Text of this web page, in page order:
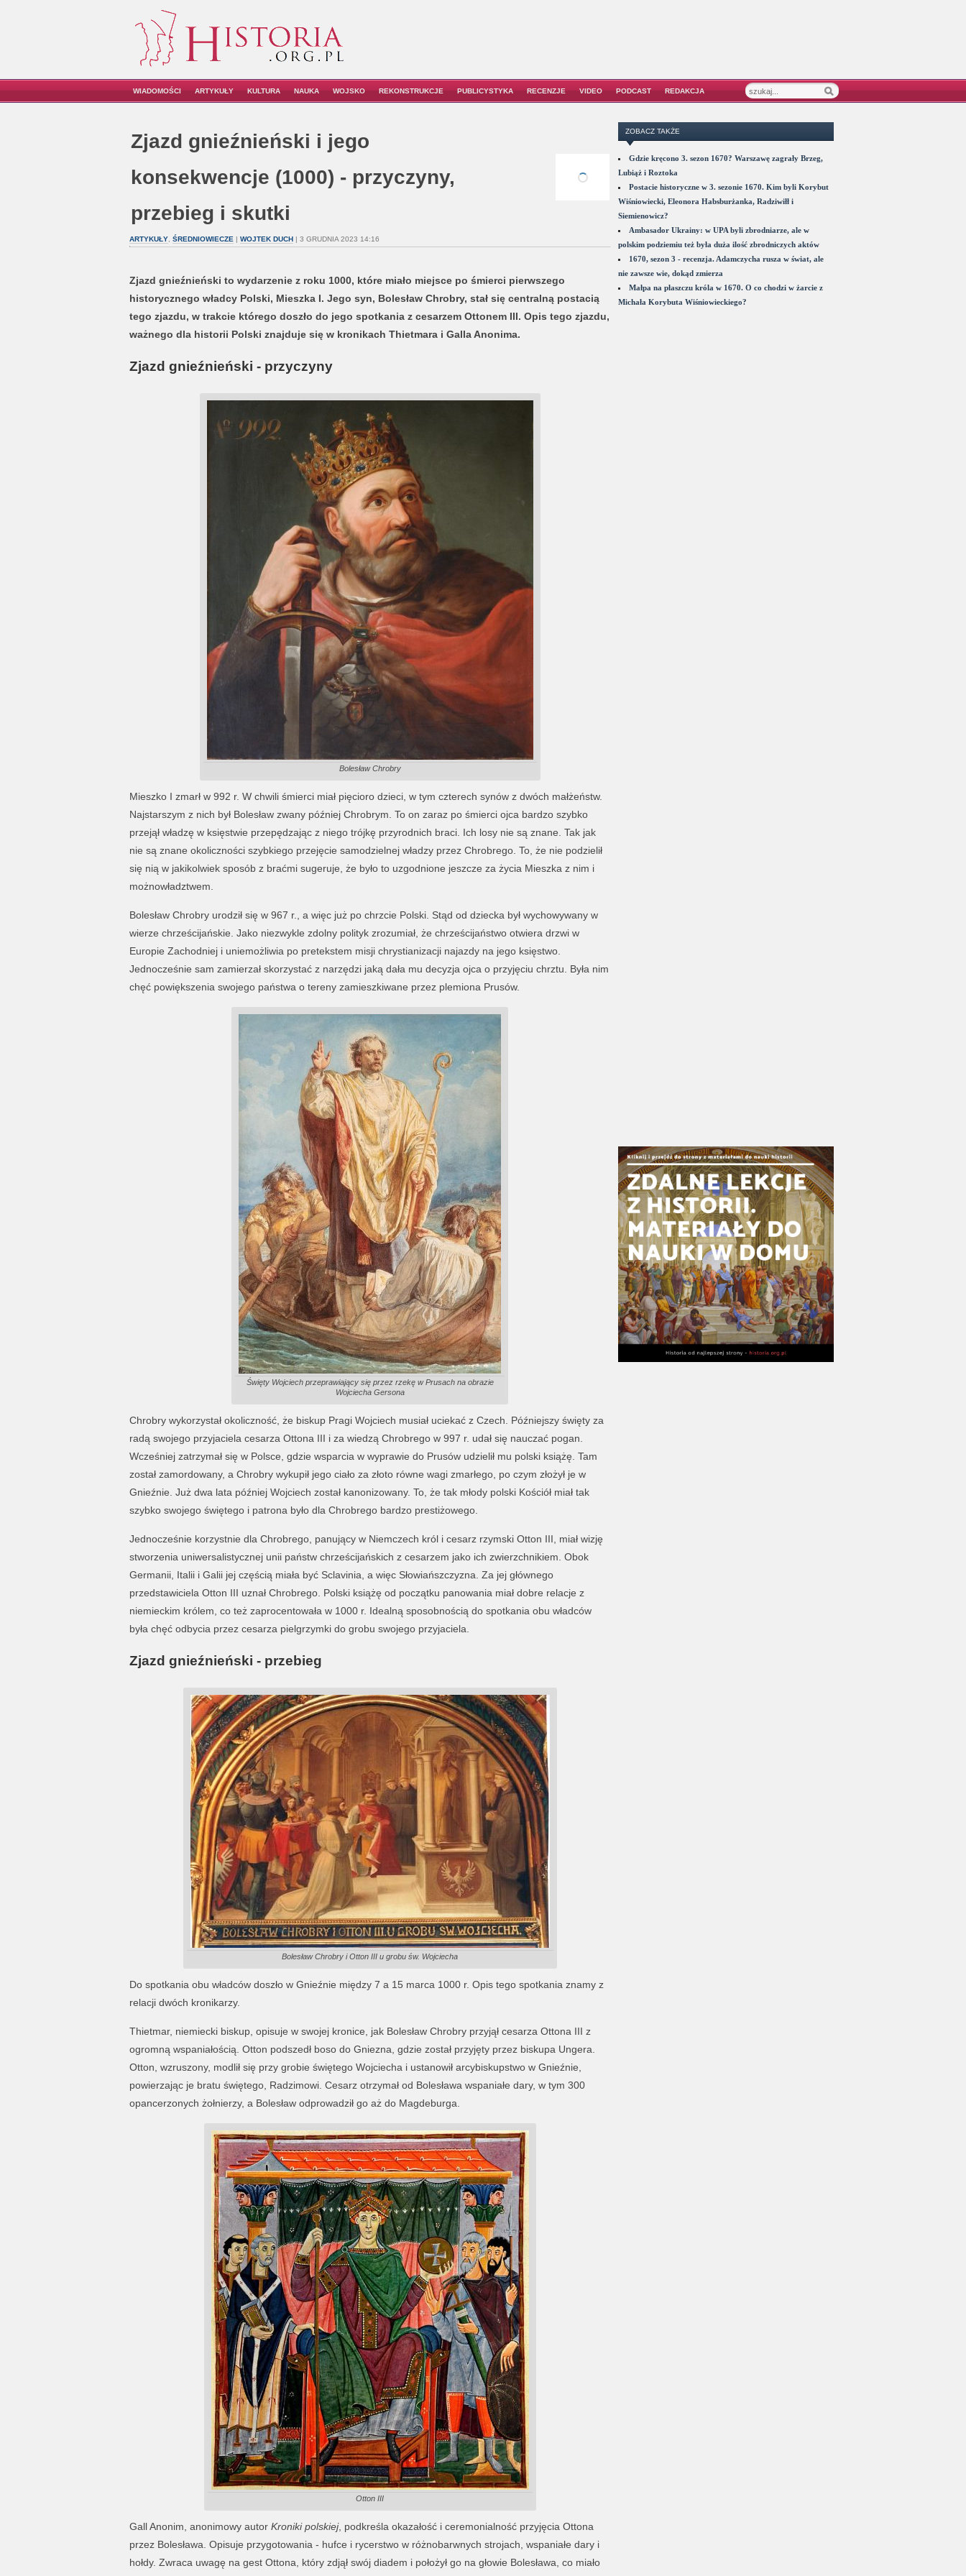
WIADOMOŚCI ARTYKUŁY KULTURA NAUKA WOJSKO REKONSTRUKCJE PUBLICYSTYKA RECENZJE VIDEO PODCAST REDAKCJA
Zjazd gnieźnieński i jego
konsekwencje (1000) - przyczyny,
przebieg i skutki
ARTYKUŁY, ŚREDNIOWIECZE | WOJTEK DUCH| 3 GRUDNIA 2023 14:16
Zjazd gnieźnieński to wydarzenie z roku 1000, które miało miejsce po śmierci pierwszego
historycznego władcy Polski, Mieszka I. Jego syn, Bolesław Chrobry, stał się centralną postacią
tego zjazdu, w trakcie którego doszło do jego spotkania z cesarzem Ottonem III. Opis tego zjazdu,
ważnego dla historii Polski znajduje się w kronikach Thietmara i Galla Anonima.
Zjazd gnieźnieński - przyczyny
Bolesław Chrobry
Mieszko I zmarł w 992 r. W chwili śmierci miał pięcioro dzieci, w tym czterech synów z dwóch małżeństw.
Najstarszym z nich był Bolesław zwany później Chrobrym. To on zaraz po śmierci ojca bardzo szybko
przejął władzę w księstwie przepędzając z niego trójkę przyrodnich braci. Ich losy nie są znane. Tak jak
nie są znane okoliczności szybkiego przejęcie samodzielnej władzy przez Chrobrego. To, że nie podzielił
się nią w jakikolwiek sposób z braćmi sugeruje, że było to uzgodnione jeszcze za życia Mieszka z nim i
możnowładztwem.
Bolesław Chrobry urodził się w 967 r., a więc już po chrzcie Polski. Stąd od dziecka był wychowywany w
wierze chrześcijańskie. Jako niezwykle zdolny polityk zrozumiał, że chrześcijaństwo otwiera drzwi w
Europie Zachodniej i uniemożliwia po pretekstem misji chrystianizacji najazdy na jego księstwo.
Jednocześnie sam zamierzał skorzystać z narzędzi jaką dała mu decyzja ojca o przyjęciu chrztu. Była nim
chęć powiększenia swojego państwa o tereny zamieszkiwane przez plemiona Prusów.
Święty Wojciech przeprawiający się przez rzekę w Prusach na obrazie
Wojciecha Gersona
Chrobry wykorzystał okoliczność, że biskup Pragi Wojciech musiał uciekać z Czech. Późniejszy święty za
radą swojego przyjaciela cesarza Ottona III i za wiedzą Chrobrego w 997 r. udał się nauczać pogan.
Wcześniej zatrzymał się w Polsce, gdzie wsparcia w wyprawie do Prusów udzielił mu polski książę. Tam
został zamordowany, a Chrobry wykupił jego ciało za złoto równe wagi zmarłego, po czym złożył je w
Gnieźnie. Już dwa lata później Wojciech został kanonizowany. To, że tak młody polski Kościół miał tak
szybko swojego świętego i patrona było dla Chrobrego bardzo prestiżowego.
Jednocześnie korzystnie dla Chrobrego, panujący w Niemczech król i cesarz rzymski Otton III, miał wizję
stworzenia uniwersalistycznej unii państw chrześcijańskich z cesarzem jako ich zwierzchnikiem. Obok
Germanii, Italii i Galii jej częścią miała być Sclavinia, a więc Słowiańszczyzna. Za jej głównego
przedstawiciela Otton III uznał Chrobrego. Polski książę od początku panowania miał dobre relacje z
niemieckim królem, co też zaprocentowała w 1000 r. Idealną sposobnością do spotkania obu władców
była chęć odbycia przez cesarza pielgrzymki do grobu swojego przyjaciela.
Zjazd gnieźnieński - przebieg
Bolesław Chrobry i Otton III u grobu św. Wojciecha
Do spotkania obu władców doszło w Gnieźnie między 7 a 15 marca 1000 r. Opis tego spotkania znamy z
relacji dwóch kronikarzy.
Thietmar, niemiecki biskup, opisuje w swojej kronice, jak Bolesław Chrobry przyjął cesarza Ottona III z
ogromną wspaniałością. Otton podszedł boso do Gniezna, gdzie został przyjęty przez biskupa Ungera.
Otton, wzruszony, modlił się przy grobie świętego Wojciecha i ustanowił arcybiskupstwo w Gnieźnie,
powierzając je bratu świętego, Radzimowi. Cesarz otrzymał od Bolesława wspaniałe dary, w tym 300
opancerzonych żołnierzy, a Bolesław odprowadził go aż do Magdeburga.
Otton III
Gall Anonim, anonimowy autor Kroniki polskiej, podkreśla okazałość i ceremonialność przyjęcia Ottona
przez Bolesława. Opisuje przygotowania - hufce i rycerstwo w różnobarwnych strojach, wspaniałe dary i
hołdy. Zwraca uwagę na gest Ottona, który zdjął swój diadem i położył go na głowie Bolesława, co miało
ZOBACZ TAKŻE
Gdzie kręcono 3. sezon 1670? Warszawę zagrały Brzeg,
Lubiąż i Roztoka
Postacie historyczne w 3. sezonie 1670. Kim byli Korybut
Wiśniowiecki, Eleonora Habsburżanka, Radziwiłł i
Siemienowicz?
Ambasador Ukrainy: w UPA byli zbrodniarze, ale w
polskim podziemiu też była duża ilość zbrodniczych aktów
1670, sezon 3 - recenzja. Adamczycha rusza w świat, ale
nie zawsze wie, dokąd zmierza
Małpa na płaszczu króla w 1670. O co chodzi w żarcie z
Michała Korybuta Wiśniowieckiego?